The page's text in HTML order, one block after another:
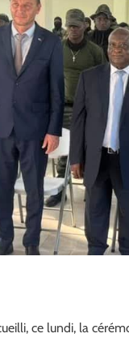
ce lundi, la